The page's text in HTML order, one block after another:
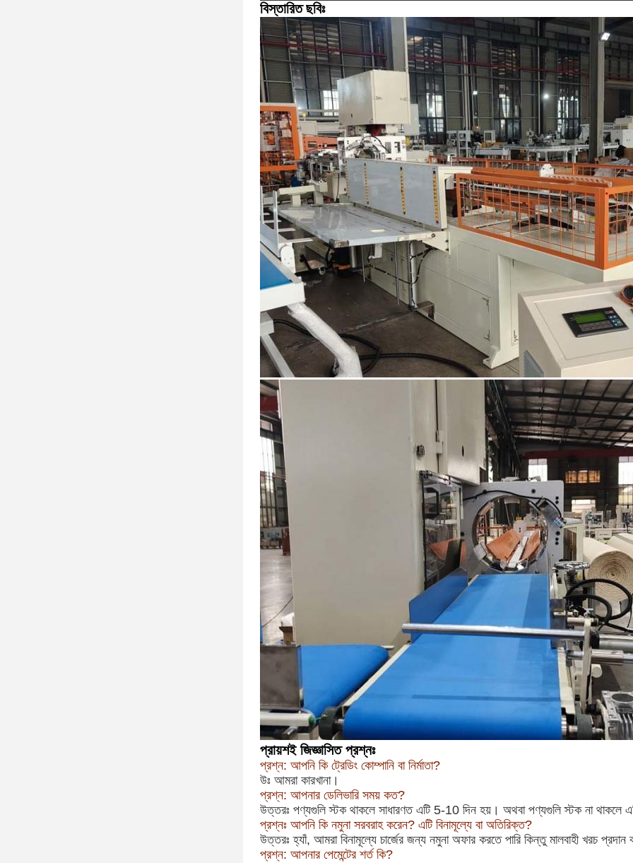
বিস্তারিত ছবিঃ
প্রায়শই জিজ্ঞাসিত প্রশ্নঃ
প্রশ্ন: আপনি কি ট্রেডিং কোম্পানি বা নির্মাতা?
উঃ আমরা কারখানা।
প্রশ্ন: আপনার ডেলিভারি সময় কত?
উত্তরঃ পণ্যগুলি স্টক থাকলে সাধারণত এটি 5-10 দিন হয়। অথবা পণ্যগুলি স্টক না থাকলে
প্রশ্নঃ আপনি কি নমুনা সরবরাহ করেন? এটি বিনামূল্যে বা অতিরিক্ত?
উত্তরঃ হ্যাঁ, আমরা বিনামূল্যে চার্জের জন্য নমুনা অফার করতে পারি কিন্তু মালবাহী খরচ প্রদান
প্রশ্ন: আপনার পেমেন্টের শর্ত কি?